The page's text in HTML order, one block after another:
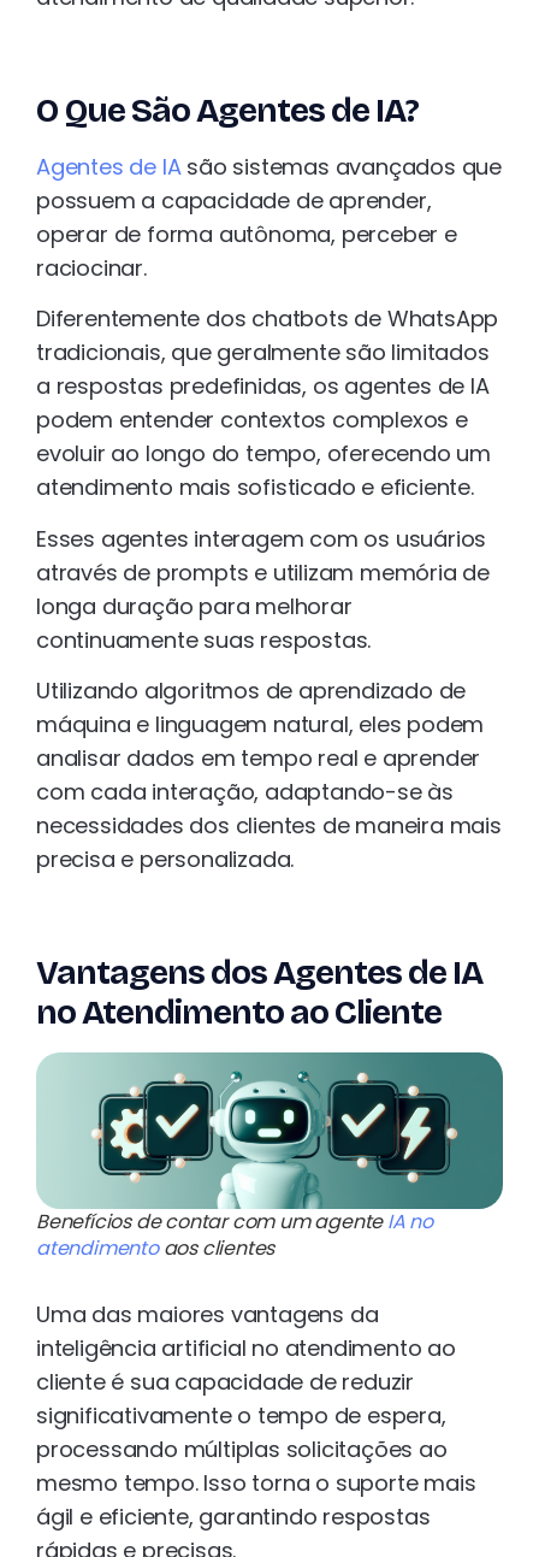
O Que São Agentes de IA?
Agentes de IAsão sistemas avançados que
possuem a capacidade de aprender,
operar de forma autônoma, perceber e
raciocinar.
Diferentemente dos chatbots de WhatsApp
tradicionais, que geralmente são limitados
a respostas predefinidas, os agentes de IA
podem entender contextos complexos e
evoluir ao longo do tempo, oferecendo um
atendimento mais sofisticado e eficiente.
Esses agentes interagem com os usuários
através de prompts e utilizam memória de
longa duração para melhorar
continuamente suas respostas.
Utilizando algoritmos de aprendizado de
máquina e linguagem natural, eles podem
analisar dados em tempo real e aprender
com cada interação, adaptando-se às
necessidades dos clientes de maneira mais
precisa e personalizada.
Vantagens dos Agentes de IA
no Atendimento ao Cliente
Benefícios de contar com um agenteIA no
atendimentoaos clientes
Uma das maiores vantagens da
inteligência artificial no atendimento ao
cliente é sua capacidade de reduzir
significativamente o tempo de espera,
processando múltiplas solicitações ao
mesmo tempo. Isso torna o suporte mais
ágil e eficiente, garantindo respostas
rápidas e precisas.